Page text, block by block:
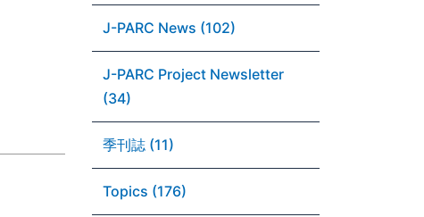
J-PARC News (102)
J-PARC Project Newsletter
(34)
季刊誌 (11)
Topics (176)